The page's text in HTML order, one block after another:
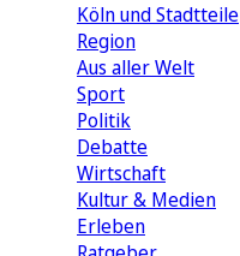
Köln und Stadtteile
Region
Aus aller Welt
Sport
Politik
Debatte
Wirtschaft
Kultur & Medien
Erleben